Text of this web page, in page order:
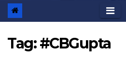
Tag:#CBGupta